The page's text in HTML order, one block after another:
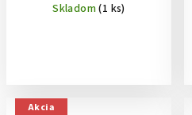
Skladom(1 ks)
Akcia